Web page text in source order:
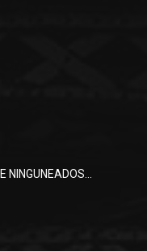
NINGUNEADOS…